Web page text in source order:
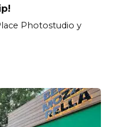
Photostudio у